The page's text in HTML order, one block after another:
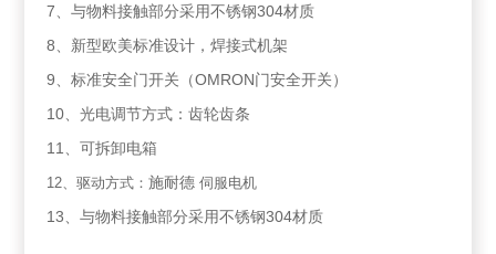
7、与物料接触部分采用不锈钢304材质
8、新型欧美标准设计，焊接式机架
9、标准安全门开关（OMRON门安全开关）
10、光电调节方式：齿轮齿条
11、可拆卸电箱
12、驱动方式：施耐德 伺服电机
13、与物料接触部分采用不锈钢304材质